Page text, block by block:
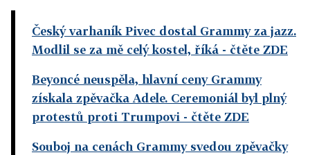
Český varhaník Pivec dostal Grammy za jazz.
Modlil se za mě celý kostel, říká - čtěte ZDE
Beyoncé neuspěla, hlavní ceny Grammy
získala zpěvačka Adele. Ceremoniál byl plný
protestů proti Trumpovi - čtěte ZDE
Souboj na cenách Grammy svedou zpěvačky